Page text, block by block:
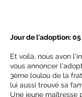
Jour de l'adoption: 05
Et voilà, nous avon
vous annoncer
3ème loulou de la
lui aussi trouvé sa
Une jeune maîtresse